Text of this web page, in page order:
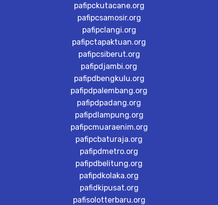
pafipckutacane.org
pafipcsamosir.org
pafipclangi.org
pafipctapaktuan.org
pafipcsiberut.org
pafipdjambi.org
pafipdbengkulu.org
pafipdpalembang.org
pafipdpadang.org
pafipdlampung.org
pafipcmuaraenim.org
pafipcbaturaja.org
pafipdmetro.org
pafipdbelitung.org
pafipdkolaka.org
pafidkipusat.org
pafisolotterbaru.org